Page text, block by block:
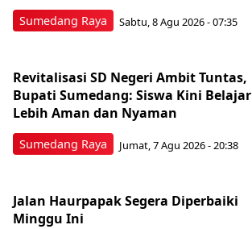
Sumedang Raya Sabtu, 8 Agu 2026 - 07:35
Sumedang Raya
Revitalisasi SD Negeri Ambit Tuntas,
Bupati Sumedang: Siswa Kini Belajar
Lebih Aman dan Nyaman
Jumat, 7 Agu 2026 - 20:38
Jalan Haurpapak Segera Diperbaiki
Minggu Ini